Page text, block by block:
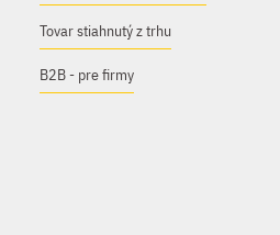
Tovar stiahnutý z trhu
B2B - pre firmy